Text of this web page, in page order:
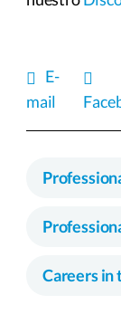
E-
mail
Careers in